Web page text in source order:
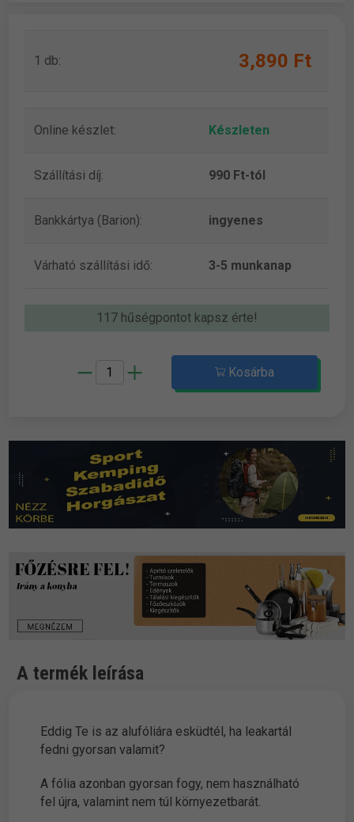
1 db: 3,890 Ft
Online készlet: Készleten
Szállítási díj: 990 Ft-tól
Bankkártya (Barion): ingyenes
Várható szállítási idő: 3-5 munkanap
117 hűségpontot kapsz érte!
Kosárba
A termék leírása
Eddig Te is az alufóliára esküdtél, ha leakartál
fedni gyorsan valamit?
A fólia azonban gyorsan fogy, nem használható
fel újra, valamint nem túl környezetbarát.